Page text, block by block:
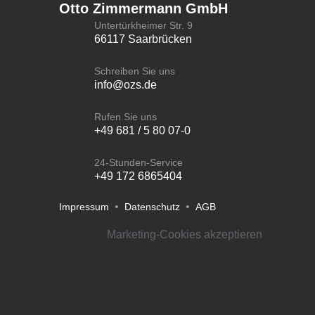
Otto Zimmermann GmbH
Untertürkheimer Str. 9
66117 Saarbrücken
Schreiben Sie uns
info@ozs.de
Rufen Sie uns
+49 681 / 5 80 07-0
24-Stunden-Service
+49 172 6865404
Impressum • Datenschutz • AGB
Marketing-Cookies akzeptieren